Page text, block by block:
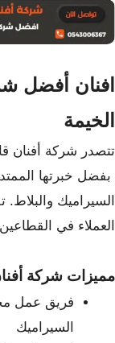
افنان أفضل
الخيمة
تتصدر شركة أفنان
بفضل خبرتها
السيراميك
العملاء في
مميزات شركة
فريق عمل
السيراميك